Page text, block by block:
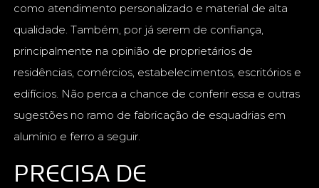
como atendimento personalizado e material de alta
qualidade. Também, por já serem de confiança,
principalmente na opinião de proprietários de
residências, comércios, estabelecimentos, escritórios e
edifícios. Não perca a chance de conferir essa e outras
sugestões no ramo de fabricação de esquadrias em
alumínio e ferro a seguir.
PRECISA DE